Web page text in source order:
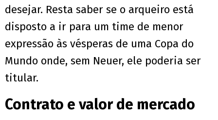
desejar. Resta saber se o arqueiro está
disposto a ir para um time de menor
expressão às vésperas de uma Copa do
Mundo onde, sem Neuer, ele poderia ser
titular.
Contrato e valor de mercado